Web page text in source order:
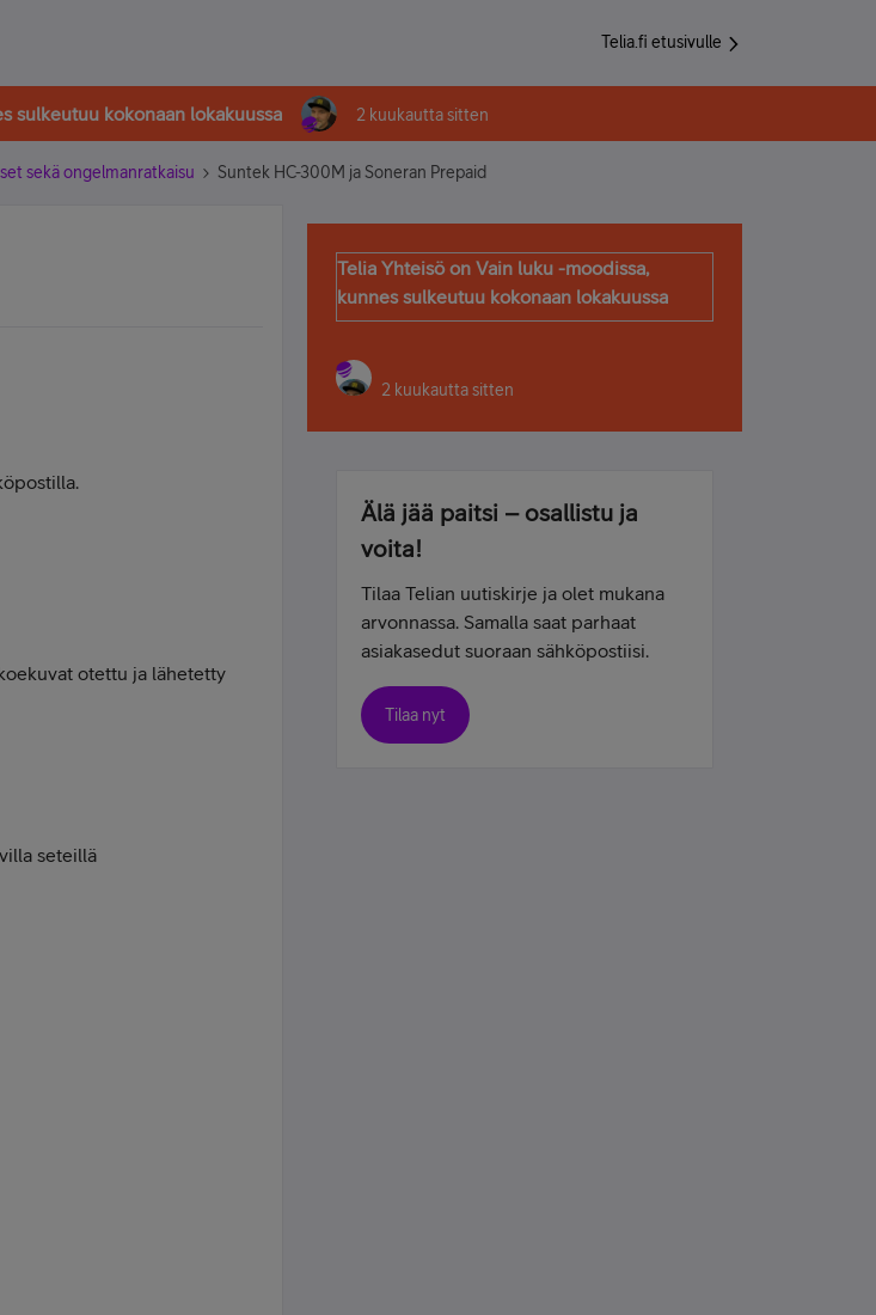
Telia.fi etusivulle
sulkeutuu kokonaan lokakuussa 2 kuukautta sitten
sekä ongelmanratkaisu Suntek HC-300M ja Soneran Prepaid
otettu ja lähetetty
seteillä
Telia Yhteisö on Vain luku -moodissa,
kunnes sulkeutuu kokonaan lokakuussa
2 kuukautta sitten
Älä jää paitsi – osallistu ja
voita!
Tilaa Telian uutiskirje ja olet mukana
arvonnassa. Samalla saat parhaat
asiakasedut suoraan sähköpostiisi.
Tilaa nyt